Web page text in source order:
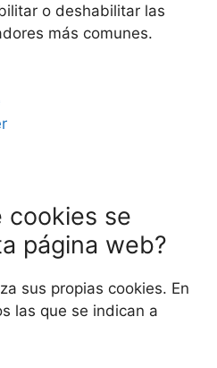
o deshabilitar las
más comunes.
cookies se
página web?
sus propias cookies. En
las que se indican a